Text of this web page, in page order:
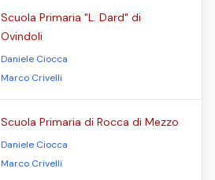
Scuola Primaria "L. Dard" di
Ovindoli
Daniele Ciocca
Marco Crivelli
Scuola Primaria di Rocca di Mezzo
Daniele Ciocca
Marco Crivelli